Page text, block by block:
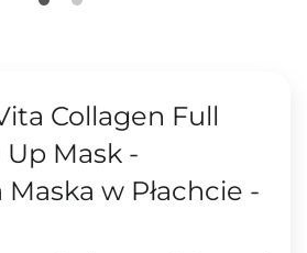
Collagen Full
Mask -
w Płachcie -